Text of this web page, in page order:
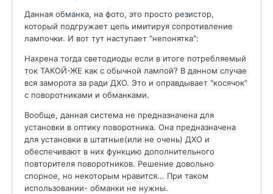
Данная обманка, на фото, это просто резистор,
который подгружает цепь имитируя сопротивление
лампочки. И вот тут наступает "непонятка":
Нахрена тогда светодиоды если в итоге потребляемый
ток ТАКОЙ-ЖЕ как с обычной лампой? В данном случае
вся заморота за ради ДХО. Это и оправдывает "косячок"
с поворотниками и обманками.
Вообще, данная система не предназначена для
установки в оптику поворотника. Она предназначена
для установки в штатные(или не очень) ДХО и
обеспечивают в них функцию дополнительного
повторителя поворотников. Решение довольно
спорное, но некоторым нравится... При таком
использовании- обманки не нужны.